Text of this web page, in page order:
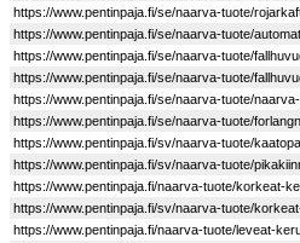
https://www.pentinpaja.fi/se/naarva-tuote/
https://www.pentinpaja.fi/se/naarva-tuote/
https://www.pentinpaja.fi/se/naarva-tuote/
https://www.pentinpaja.fi/se/naarva-tuote/
https://www.pentinpaja.fi/se/naarva-tuote/
https://www.pentinpaja.fi/se/naarva-tuote/
https://www.pentinpaja.fi/sv/naarva-tuote/
https://www.pentinpaja.fi/sv/naarva-tuote/
https://www.pentinpaja.fi/naarva-tuote/korkeat-
https://www.pentinpaja.fi/sv/naarva-tuote/
https://www.pentinpaja.fi/naarva-tuote/leveat-